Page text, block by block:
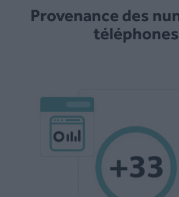
Provenance des numéros de
téléphones